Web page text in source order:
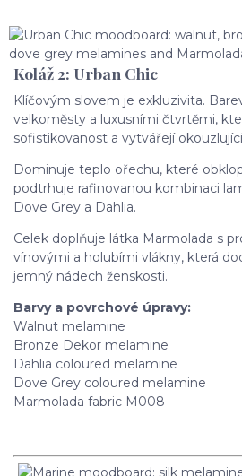
Koláž 2: Urban Chic
Klíčovým slovem je exkluzivita.
velkoměsty a luxusními čtvrtěmi,
sofistikovanost a vytvářejí
Dominuje teplo ořechu, které
podtrhuje rafinovanou kombinaci
Dove Grey a Dahlia.
Celek doplňuje látka Marmolada s
vínovými a holubími vlákny, která
jemný nádech ženskosti.
Barvy a povrchové úpravy:
Walnut melamine
Bronze Dekor melamine
Dahlia coloured melamine
Dove Grey coloured melamine
Marmolada fabric M008